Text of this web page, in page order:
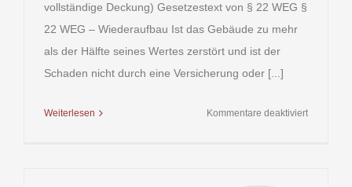
vollständige Deckung) Gesetzestext von § 22 WEG §
22 WEG – Wiederaufbau Ist das Gebäude zu mehr
als der Hälfte seines Wertes zerstört und ist der
Schaden nicht durch eine Versicherung oder [...]
Weiterlesen Kommentare deaktiviertfür